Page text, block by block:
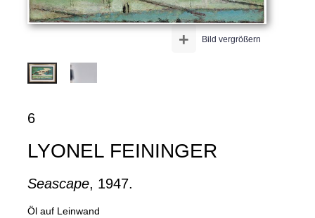
Bild vergrößern
+
6
LYONEL FEININGER
Seascape, 1947.
Öl auf Leinwand